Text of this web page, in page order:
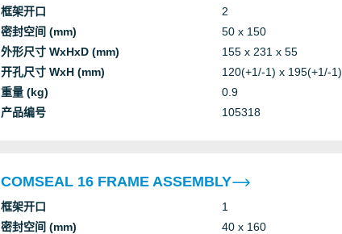
框架开口
2
密封空间 (mm)
50 x 150
外形尺寸 WxHxD (mm)
155 x 231 x 55
开孔尺寸 WxH (mm)
120(+1/-1) x 195(+1/-1)
重量 (kg)
0.9
产品编号
105318
COMSEAL 16 FRAME ASSEMBLY
框架开口
1
密封空间 (mm)
40 x 160